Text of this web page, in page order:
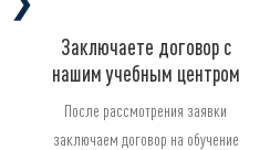
Заключаете договор с
нашим учебным центром
После рассмотрения заявки
заключаем договор на обучение